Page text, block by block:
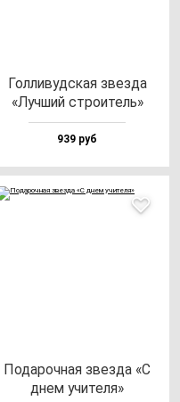
Гол­ли­вуд­ская звез­да
«Луч­ший стро­итель»
939 руб
Пода­роч­ная звез­да «С
днем учи­те­ля»